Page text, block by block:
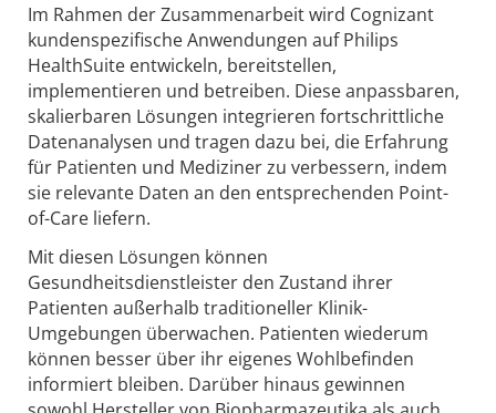
Im Rahmen der Zusammenarbeit wird Cognizant
kundenspezifische Anwendungen auf Philips
HealthSuite entwickeln, bereitstellen,
implementieren und betreiben. Diese anpassbaren,
skalierbaren Lösungen integrieren fortschrittliche
Datenanalysen und tragen dazu bei, die Erfahrung
für Patienten und Mediziner zu verbessern, indem
sie relevante Daten an den entsprechenden Point-
of-Care liefern.
Mit diesen Lösungen können
Gesundheitsdienstleister den Zustand ihrer
Patienten außerhalb traditioneller Klinik-
Umgebungen überwachen. Patienten wiederum
können besser über ihr eigenes Wohlbefinden
informiert bleiben. Darüber hinaus gewinnen